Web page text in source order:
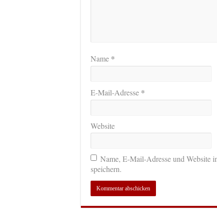
Name *
E-Mail-Adresse *
Website
Name, E-Mail-Adresse und Website
speichern.